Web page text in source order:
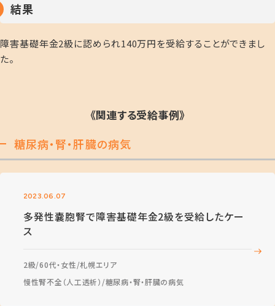
結果
障害基礎年金2級に認められ140万円を受給することができまし
た。
《関連する受給事例》
糖尿病・腎・肝臓の病気
2023.06.07
多発性嚢胞腎で障害基礎年金2級を受給したケー
ス
2級 60代・女性 札幌エリア
慢性腎不全（人工透析） 糖尿病・腎・肝臓の病気